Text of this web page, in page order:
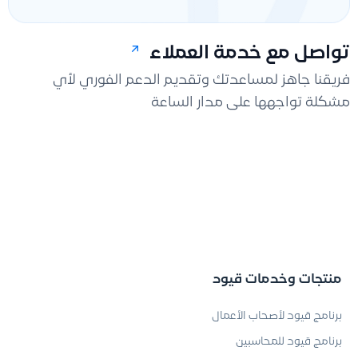
تواصل مع خدمة العملاء
فريقنا جاهز لمساعدتك وتقديم الدعم الفوري لأي
مشكلة تواجهها على مدار الساعة
منتجات وخدمات قيود
برنامج قيود لأصحاب الأعمال
برنامج قيود للمحاسبين